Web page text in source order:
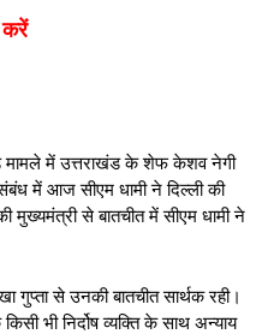
करें
मामले में उत्तराखंड के शेफ केशव नेगी
में आज सीएम धामी ने दिल्ली की
मुख्यमंत्री से बातचीत में सीएम धामी ने
गुप्ता से उनकी बातचीत सार्थक रही।
भी निर्दोष व्यक्ति के साथ अन्याय